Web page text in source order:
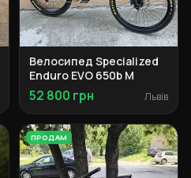
Велосипед Specialized
Enduro EVO 650b М
52 800 грн Львів
ПРОДАМ